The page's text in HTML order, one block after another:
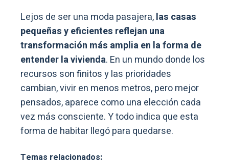
Lejos de ser una moda pasajera,las casas
pequeñas y eficientes reflejan una
transformación más amplia en la forma de
entender la vivienda. En un mundo donde los
recursos son finitos y las prioridades
cambian, vivir en menos metros, pero mejor
pensados, aparece como una elección cada
vez más consciente. Y todo indica que esta
forma de habitar llegó para quedarse.
Temas relacionados: